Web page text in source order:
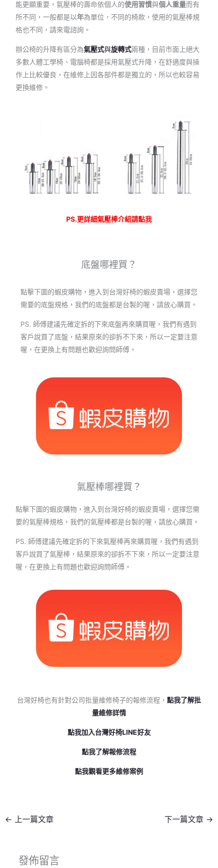
能更顯重要，氣壓棒的壽命依個人的使用習慣與個人重量而有
所不同，一般都是以年為單位，不同的椅款，使用的氣壓棒規
格也不同，請來電諮詢。
辦公椅的升降有區分為氣壓式與旋轉式兩種，目前市面上絕大
多數人體工學椅、電腦椅都是採用氣壓式升降，在舒適度與操
作上比較優良，在維修上因各部件都是獨立的，所以也較容易
更換維修。
PS.更詳細氣壓棒介紹請點我
底盤哪裡買？
點擊下圖的蝦皮購物，進入到台灣好椅的蝦皮賣場，選擇您
需要的底盤規格，我們的底盤都是台製的喔，請放心購買。
PS. 師傅建議先確定拆的下來底盤再來購買喔，我們有遇到
客戶說買了底盤，結果原來的卻拆不下來，所以一定要注意
喔，在更換上有問題也歡迎詢問師傅。
氣壓棒哪裡買？
點擊下圖的蝦皮購物，進入到台灣好椅的蝦皮賣場，選擇您需
要的氣壓棒規格，我們的氣壓棒都是台製的喔，請放心購買。
PS. 師傅建議先確定拆的下來氣壓棒再來購買喔，我們有遇到
客戶說買了氣壓棒，結果原來的卻拆不下來，所以一定要注意
喔，在更換上有問題也歡迎詢問師傅。
台灣好椅也有針對公司批量維修椅子的報修流程， 點我了解批
量維修詳情
點我加入台灣好椅LINE好友
點我了解報修流程
點我觀看更多維修案例
← 上一篇文章 下一篇文章 →
發佈留言